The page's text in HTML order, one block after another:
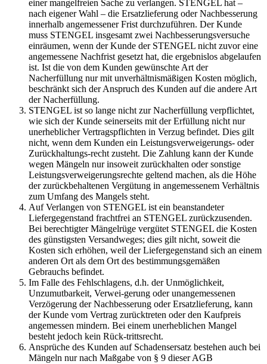
einer mangelfreien Sache zu verlangen. STENGEL hat –
nach eigener Wahl – die Ersatzlieferung oder Nachbesserung
innerhalb angemessener Frist durchzuführen. Der Kunde
muss STENGEL insgesamt zwei Nachbesserungsversuche
einräumen, wenn der Kunde der STENGEL nicht zuvor eine
angemessene Nachfrist gesetzt hat, die ergebnislos abgelaufen
ist. Ist die von dem Kunden gewünschte Art der
Nacherfüllung nur mit unverhältnismäßigen Kosten möglich,
beschränkt sich der Anspruch des Kunden auf die andere Art
der Nacherfüllung.
STENGEL ist so lange nicht zur Nacherfüllung verpflichtet,
wie sich der Kunde seinerseits mit der Erfüllung nicht nur
unerheblicher Vertragspflichten in Verzug befindet. Dies gilt
nicht, wenn dem Kunden ein Leistungsverweigerungs- oder
Zurückhaltungs-recht zusteht. Die Zahlung kann der Kunde
wegen Mängeln nur insoweit zurückhalten oder sonstige
Leistungsverweigerungsrechte geltend machen, als die Höhe
der zurückbehaltenen Vergütung in angemessenem Verhältnis
zum Umfang des Mangels steht.
Auf Verlangen von STENGEL ist ein beanstandeter
Liefergegenstand frachtfrei an STENGEL zurückzusenden.
Bei berechtigter Mängelrüge vergütet STENGEL die Kosten
des günstigsten Versandweges; dies gilt nicht, soweit die
Kosten sich erhöhen, weil der Liefergegenstand sich an einem
anderen Ort als dem Ort des bestimmungsgemäßen
Gebrauchs befindet.
Im Falle des Fehlschlagens, d.h. der Unmöglichkeit,
Unzumutbarkeit, Verwei-gerung oder unangemessenen
Verzögerung der Nachbesserung oder Ersatzlieferung, kann
der Kunde vom Vertrag zurücktreten oder den Kaufpreis
angemessen mindern. Bei einem unerheblichen Mangel
besteht jedoch kein Rück-trittsrecht.
Ansprüche des Kunden auf Schadensersatz bestehen auch bei
Mängeln nur nach Maßgabe von § 9 dieser AGB